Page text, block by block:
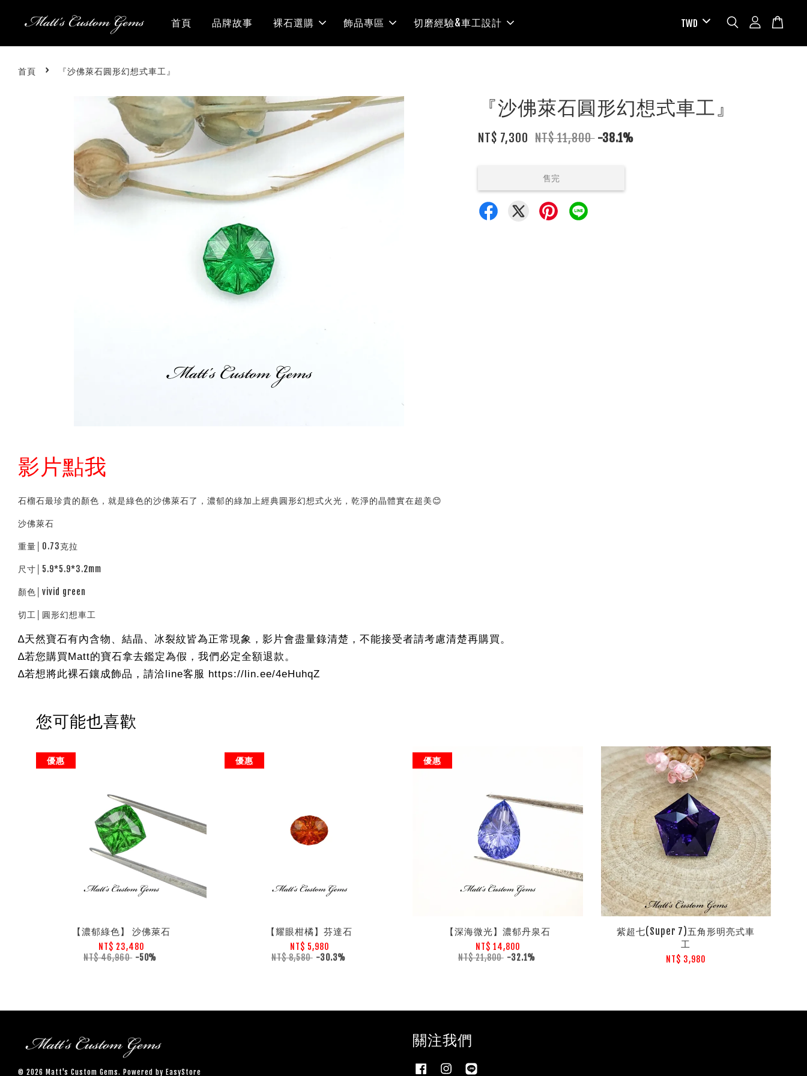
首頁 品牌故事 裸石選購 飾品專區 切磨經驗&車工設計
首頁 › 『沙佛萊石圓形幻想式車工』
『沙佛萊石圓形幻想式車工』
NT$ 7,300 NT$ 11,800 -38.1%
售完
影片點我
石榴石最珍貴的顏色，就是綠色的沙佛萊石了，濃郁的綠加上經典圓形幻想式火光，乾淨的晶體實在超美😊
沙佛萊石
重量│0.73克拉
尺寸│5.9*5.9*3.2mm
顏色│vivid green
切工│圓形幻想車工
∆天然寶石有內含物、結晶、冰裂紋皆為正常現象，影片會盡量錄清楚，不能接受者請考慮清楚再購買。
∆若您購買Matt的寶石拿去鑑定為假，我們必定全額退款。
∆若想將此裸石鑲成飾品，請洽line客服 https://lin.ee/4eHuhqZ
您可能也喜歡
優惠
【濃郁綠色】 沙佛萊石
NT$ 23,480
NT$ 46,960 -50%
優惠
【耀眼柑橘】芬達石
NT$ 5,980
NT$ 8,580 -30.3%
優惠
【深海微光】濃郁丹泉石
NT$ 14,800
NT$ 21,800 -32.1%
紫超七(Super 7)五角形明亮式車
工
NT$ 3,980
© 2026 Matt's Custom Gems. Powered by EasyStore
關注我們
Facebook Instagram